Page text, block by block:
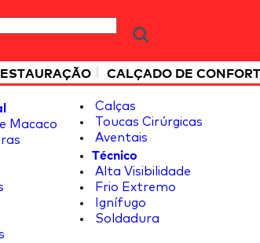
| CALÇADO DE
Macaco
Calças
Toucas Cirúrgicas
Aventais
Técnico
Alta Visibilidade
Frio Extremo
Ignífugo
Soldadura